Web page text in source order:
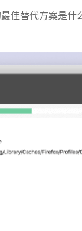
佳替代方案是什